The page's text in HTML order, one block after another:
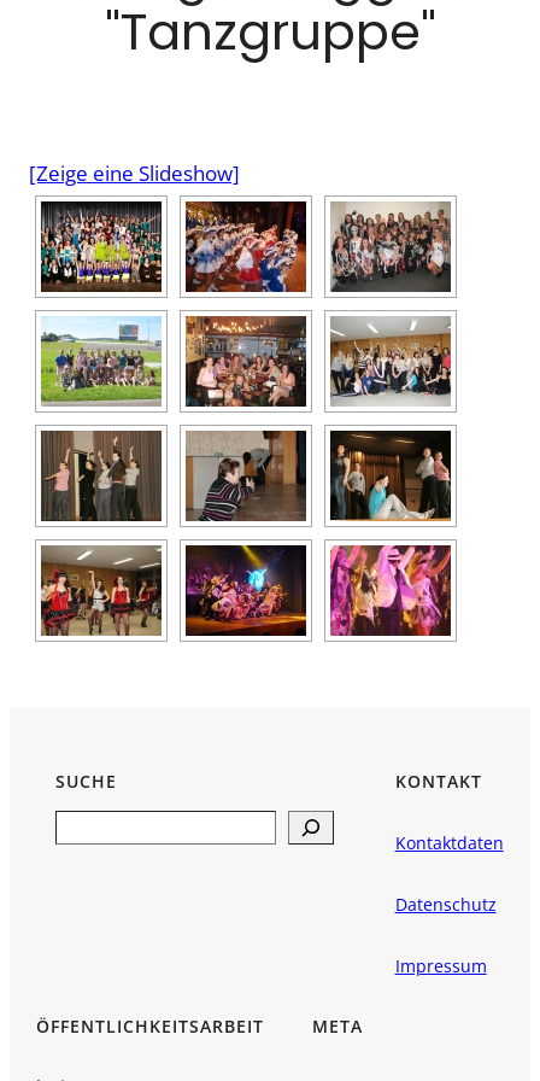
"Tanzgruppe"
[Zeige eine Slideshow]
SUCHE KONTAKT
Kontaktdaten
Datenschutz
Impressum
ÖFFENTLICHKEITSARBEIT META